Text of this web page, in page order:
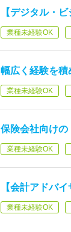
【デジタル・
業種未経験OK
幅広く経験を積
業種未経験OK
保険会社向けの
業種未経験OK
【会計アドバ
業種未経験OK